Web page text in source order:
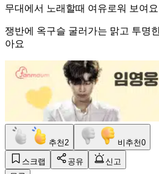
무대에서 노래할때 여유로워 보여
쟁반에 옥구슬 굴러가는 맑고 투명
아요
추천2 비추천0
스크랩 공유
신고